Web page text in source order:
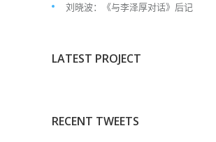
刘晓波：《与李泽厚对话》后记
LATEST PROJECT
RECENT TWEETS